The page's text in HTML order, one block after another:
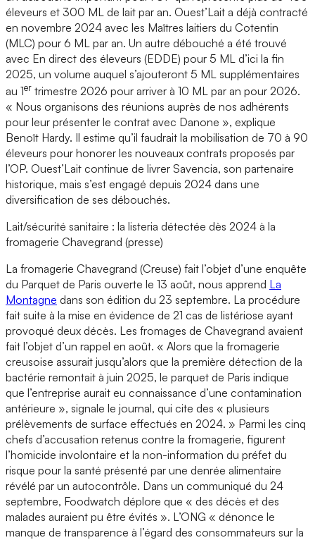
éleveurs et 300 ML de lait par an. Ouest’Lait a déjà contracté
en novembre 2024 avec les Maîtres laitiers du Cotentin
(MLC) pour 6 ML par an. Un autre débouché a été trouvé
avec En direct des éleveurs (EDDE) pour 5 ML d’ici la fin
2025, un volume auquel s’ajouteront 5 ML supplémentaires
au 1er trimestre 2026 pour arriver à 10 ML par an pour 2026.
« Nous organisons des réunions auprès de nos adhérents
pour leur présenter le contrat avec Danone », explique
Benoît Hardy. Il estime qu’il faudrait la mobilisation de 70 à 90
éleveurs pour honorer les nouveaux contrats proposés par
l’OP. Ouest’Lait continue de livrer Savencia, son partenaire
historique, mais s’est engagé depuis 2024 dans une
diversification de ses débouchés.
Lait/sécurité sanitaire : la listeria détectée dès 2024 à la
fromagerie Chavegrand (presse)
La fromagerie Chavegrand (Creuse) fait l’objet d’une enquête
du Parquet de Paris ouverte le 13 août, nous apprend La
Montagne dans son édition du 23 septembre. La procédure
fait suite à la mise en évidence de 21 cas de listériose ayant
provoqué deux décès. Les fromages de Chavegrand avaient
fait l’objet d’un rappel en août. « Alors que la fromagerie
creusoise assurait jusqu’alors que la première détection de la
bactérie remontait à juin 2025, le parquet de Paris indique
que l’entreprise aurait eu connaissance d’une contamination
antérieure », signale le journal, qui cite des « plusieurs
prélèvements de surface effectués en 2024. » Parmi les cinq
chefs d’accusation retenus contre la fromagerie, figurent
l’homicide involontaire et la non-information du préfet du
risque pour la santé présenté par une denrée alimentaire
révélé par un autocontrôle. Dans un communiqué du 24
septembre, Foodwatch déplore que « des décès et des
malades auraient pu être évités ». L’ONG « dénonce le
manque de transparence à l’égard des consommateurs sur la